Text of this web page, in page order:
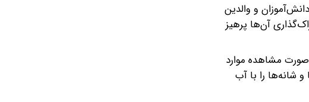
و والدین
آن‌ها پرهیز
مشاهده موارد
شانه‌ها را با آب